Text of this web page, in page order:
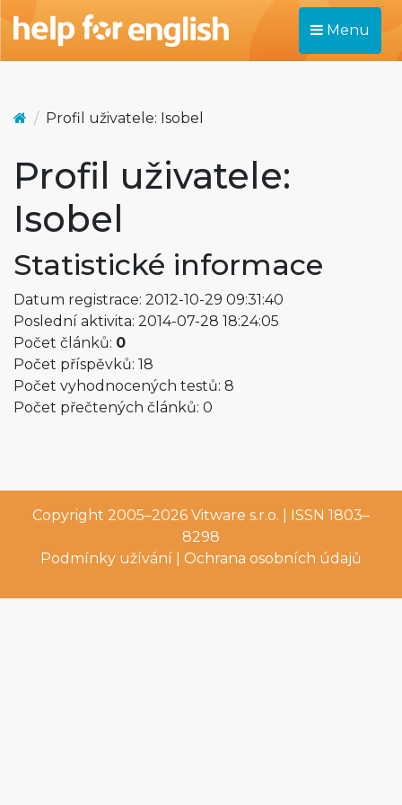
Menu
Profil uživatele: Isobel
Profil uživatele:
Isobel
Statistické informace
Datum registrace: 2012-10-29 09:31:40
Poslední aktivita: 2014-07-28 18:24:05
Počet článků: 0
Počet příspěvků: 18
Počet vyhodnocených testů: 8
Počet přečtených článků: 0
Copyright 2005–2026 Vitware s.r.o. | ISSN 1803–
8298
Podmínky užívání
Ochrana osobních údajů